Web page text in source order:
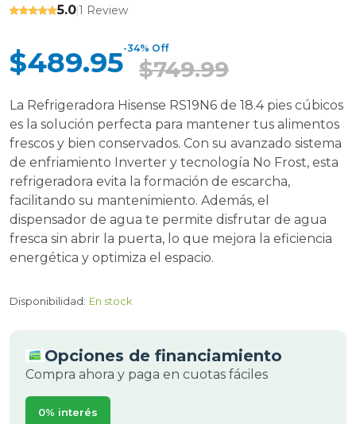
5.0|1 Review
$489.95-34% Off
$749.99
La Refrigeradora Hisense RS19N6 de 18.4 pies cúbicos
es la solución perfecta para mantener tus alimentos
frescos y bien conservados. Con su avanzado sistema
de enfriamiento Inverter y tecnología No Frost, esta
refrigeradora evita la formación de escarcha,
facilitando su mantenimiento. Además, el
dispensador de agua te permite disfrutar de agua
fresca sin abrir la puerta, lo que mejora la eficiencia
energética y optimiza el espacio.
Disponibilidad: En stock
Opciones de financiamiento
Compra ahora y paga en cuotas fáciles
0% interés